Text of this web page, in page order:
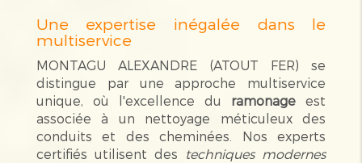
Une expertise inégalée dans le
multiservice
MONTAGU ALEXANDRE (ATOUT FER) se
distingue par une approche multiservice
unique, où l'excellence du ramonage est
associée à un nettoyage méticuleux des
conduits et des cheminées. Nos experts
certifiés utilisent des techniques modernes